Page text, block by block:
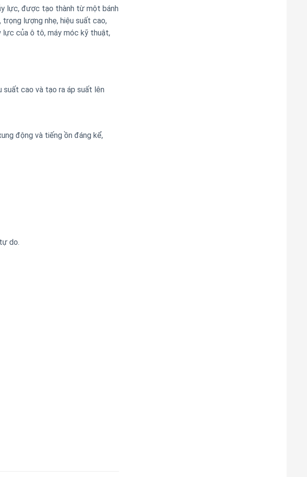
lực, được tạo thành từ một bánh
lượng nhẹ, hiệu suất cao,
lực của ô tô, máy móc kỹ thuật,
cao và tạo ra áp suất lên
động và tiếng ồn đáng kể,
do.